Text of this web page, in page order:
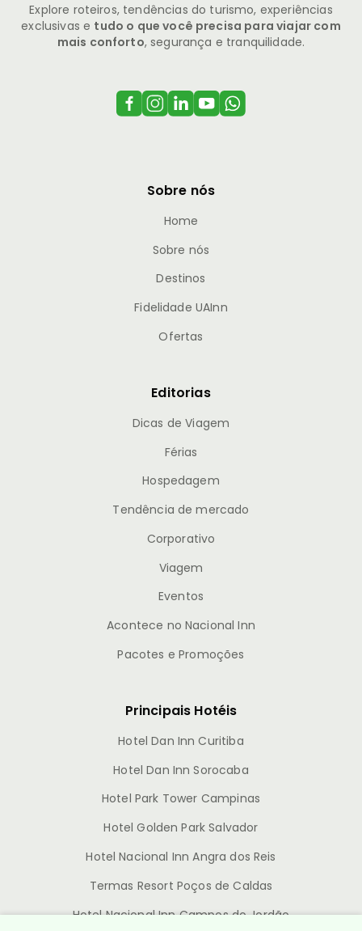
Explore roteiros, tendências do turismo, experiências
exclusivas e tudo o que você precisa para viajar com
mais conforto, segurança e tranquilidade.
Sobre nós
Home
Sobre nós
Destinos
Fidelidade UAInn
Ofertas
Editorias
Dicas de Viagem
Férias
Hospedagem
Tendência de mercado
Corporativo
Viagem
Eventos
Acontece no Nacional Inn
Pacotes e Promoções
Principais Hotéis
Hotel Dan Inn Curitiba
Hotel Dan Inn Sorocaba
Hotel Park Tower Campinas
Hotel Golden Park Salvador
Hotel Nacional Inn Angra dos Reis
Termas Resort Poços de Caldas
Hotel Nacional Inn Campos do Jordão